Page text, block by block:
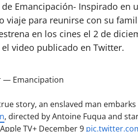
de Emancipación- Inspirado
viaje para reunirse con su
en los cines el 2 de
video publicado en Twitter.
— Emancipation
story, an enslaved man
, directed by Antoine Fuqua and
TV+ December 9